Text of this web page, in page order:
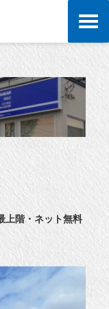
階・ネット無料